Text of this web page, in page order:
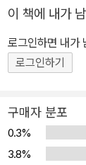
고 지구를 떠나려
두 아이들이 받는
도, 동화적인 상상을 잃지 않고 있
들도 제5회 푸른
기 속으로 끌어들
닉과 더불어 예
「달리기」는
이 책에 내가
로그인하면 내가
로그인하기
구매자 분포
0.3%
3.8%